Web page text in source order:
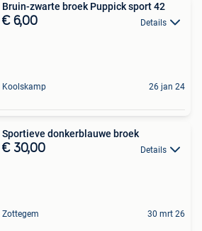
Bruin-zwarte broek Puppick sport 42
€ 6,00 Details
Koolskamp 26 jan 24
Sportieve donkerblauwe broek
€ 30,00 Details
Zottegem 30 mrt 26